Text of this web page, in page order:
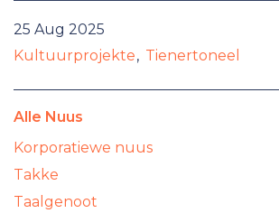
25 Aug 2025
Kultuurprojekte
Tienertoneel
Alle Nuus
Korporatiewe nuus
Takke
Taalgenoot